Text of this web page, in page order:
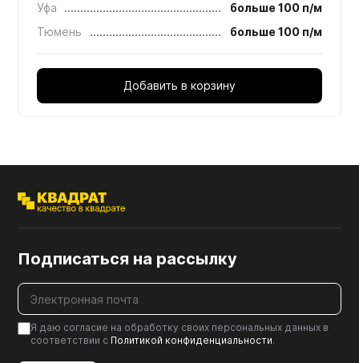
Уфа
больше 100 п/м
Тюмень
больше 100 п/м
Добавить в корзину
Подписаться на рассылку
Я даю согласие на обработку своих персональных данных в
соответствии с Политикой конфиденциальности.